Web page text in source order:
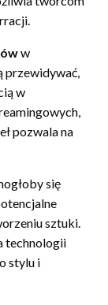
w
przewidywać,
w
pozwala na
się
sztuki.
technologii
stylu i